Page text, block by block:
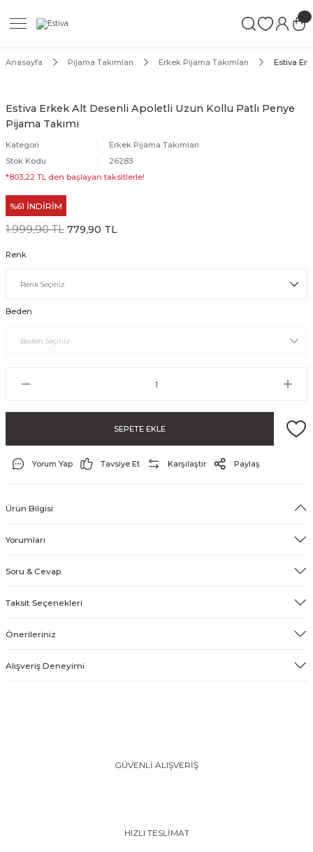
ve Şort
Mayo
Anasayfa Pijama Takımları Erkek Pijama Takımları Estiva
Estiva Erkek Alt Desenli Apoletli Uzun Kollu Patlı Penye
Pijama Takımı
Kategori
Erkek Pijama Takımları
Stok Kodu
26283
*803,22 TL den başlayan taksitlerle!
%61 İNDİRİM
1.999,90 TL 779,90 TL
Renk
Beden
SEPETE EKLE
Yorum Yap Tavsiye Et Karşılaştır Paylaş
Ürün Bilgisi
Yorumları
Soru & Cevap
Taksit Seçenekleri
Önerileriniz
Alışveriş Deneyimi
GÜVENLİ ALIŞVERİŞ
HIZLI TESLİMAT